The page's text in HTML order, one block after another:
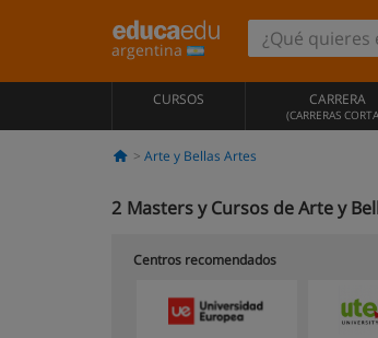
argentina
CURSOS CARRERA
(CARRERAS
Arte y Bellas Artes
2 Masters y Cursos de Arte y
Centros recomendados